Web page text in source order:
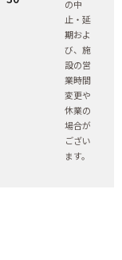
の中
止・延
期およ
び、施
設の営
業時間
変更や
休業の
場合が
ござい
ます。